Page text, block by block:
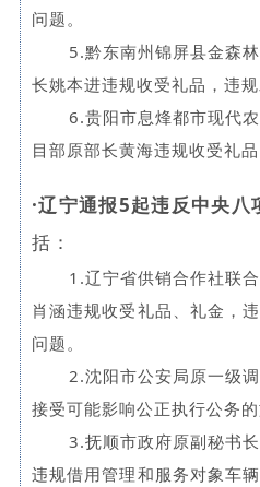
问题。
5.黔东南州锦屏县金森
长姚本进违规收受礼品，违规
6.贵阳市息烽都市现代
目部原部长黄海违规收受礼品
·辽宁通报5起违反中央八
括：
1.辽宁省供销合作社联
肖涵违规收受礼品、礼金，
问题。
2.沈阳市公安局原一级
接受可能影响公正执行公务的
3.抚顺市政府原副秘书
违规借用管理和服务对象车